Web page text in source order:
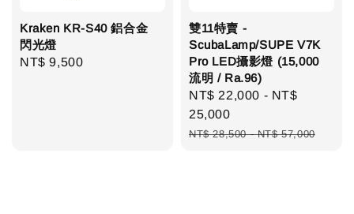
Kraken KR-S40 鋁合金
閃光燈
Regular
NT$ 9,500
雙11特賣 -
ScubaLamp/SUPE V7K
Pro LED攝影燈 (15,000
流明 / Ra.96)
Sale
price
NT$ 22,000 - NT$
25,000
Regular
NT$ 28,500-NT$ 57,000